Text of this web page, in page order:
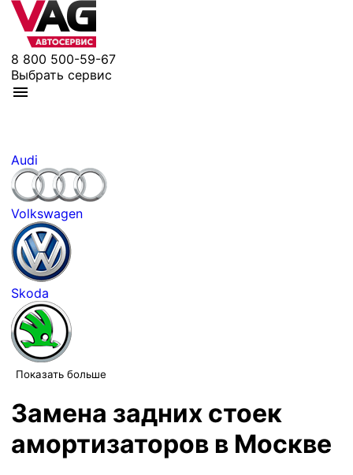
8 800 500-59-67
Выбрать сервис
Audi
Volkswagen
Skoda
Показать больше
Замена задних стоек
амортизаторов в Москве